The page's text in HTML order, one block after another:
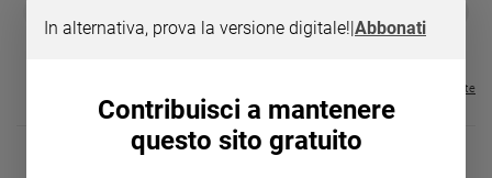
€ 34,80 € 21,90 37%
€ 104,00 € 83,00 20%
GBABY
Visualizza tutte le riviste
In alternativa, prova la versione digitale!|Abbonati
Contribuisci a mantenere
questo sito gratuito